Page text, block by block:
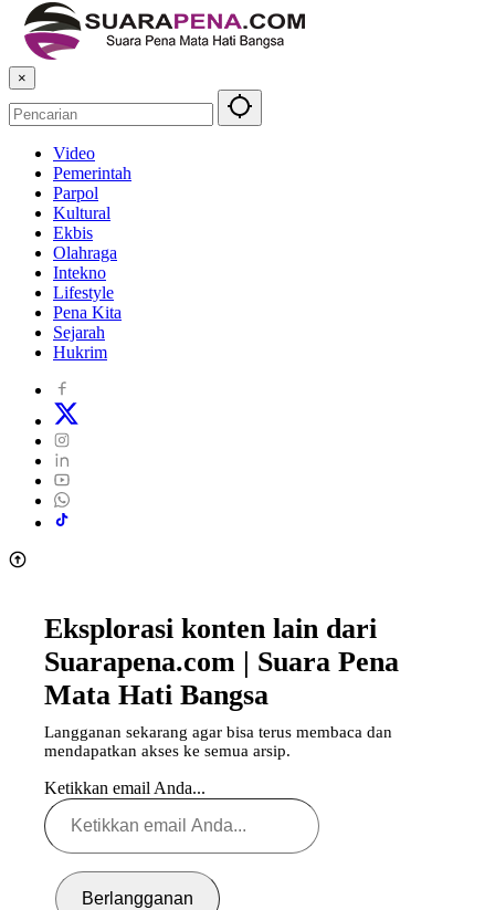
×
Video
Pemerintah
Parpol
Kultural
Ekbis
Olahraga
Intekno
Lifestyle
Pena Kita
Sejarah
Hukrim
Eksplorasi konten lain dari
Suarapena.com | Suara Pena
Mata Hati Bangsa
Langganan sekarang agar bisa terus membaca dan
mendapatkan akses ke semua arsip.
Ketikkan email Anda...
Berlangganan